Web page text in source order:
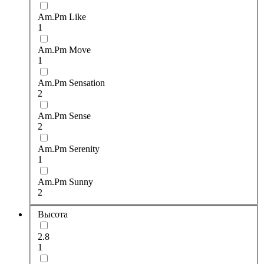
Am.Pm Like
1
Am.Pm Move
1
Am.Pm Sensation
2
Am.Pm Sense
2
Am.Pm Serenity
1
Am.Pm Sunny
2
Высота
2.8
1